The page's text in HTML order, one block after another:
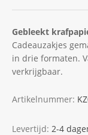
Gebleekt
Cadeauzakjes
in drie formaten.
verkrijgbaar.
Artikelnummer:
Levertijd: 2-4